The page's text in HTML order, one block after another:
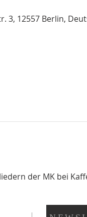
3, 12557 Berlin,
der MK bei